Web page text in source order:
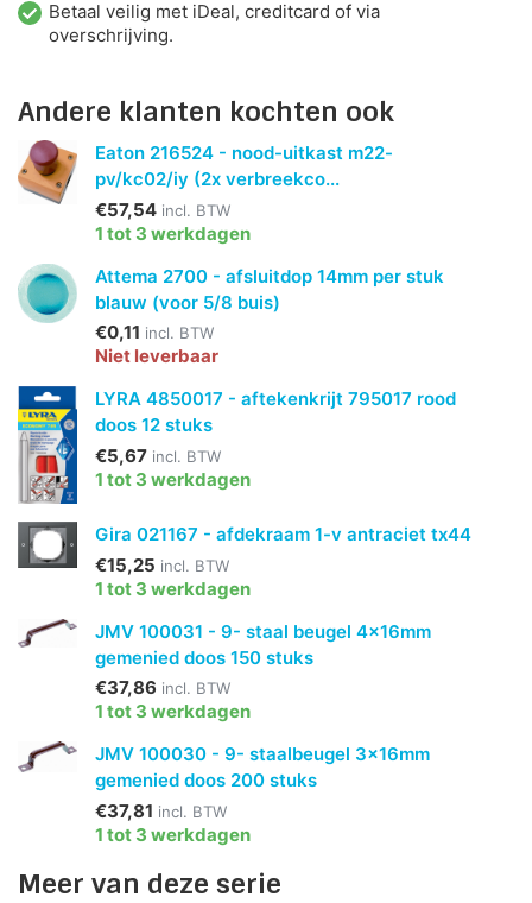
Betaal veilig met iDeal, creditcard of via
overschrijving.
Andere klanten kochten ook
Eaton 216524 - nood-uitkast m22-
pv/kc02/iy (2x verbreekco...
€57,54 incl. BTW
1 tot 3 werkdagen
Attema 2700 - afsluitdop 14mm per stuk
blauw (voor 5/8 buis)
€0,11 incl. BTW
Niet leverbaar
LYRA 4850017 - aftekenkrijt 795017 rood
doos 12 stuks
€5,67 incl. BTW
1 tot 3 werkdagen
Gira 021167 - afdekraam 1-v antraciet tx44
€15,25 incl. BTW
1 tot 3 werkdagen
JMV 100031 - 9- staal beugel 4x16mm
gemenied doos 150 stuks
€37,86 incl. BTW
1 tot 3 werkdagen
JMV 100030 - 9- staalbeugel 3x16mm
gemenied doos 200 stuks
€37,81 incl. BTW
1 tot 3 werkdagen
Meer van deze serie